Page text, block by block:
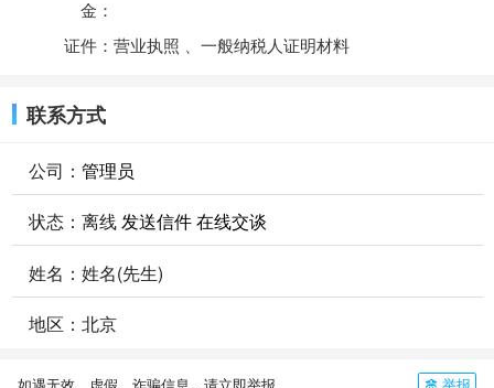
金：
证件： 营业执照 、一般纳税人证明材料
联系方式
公司：管理员
状态：离线 发送信件在线交谈
姓名：姓名(先生)
地区：北京